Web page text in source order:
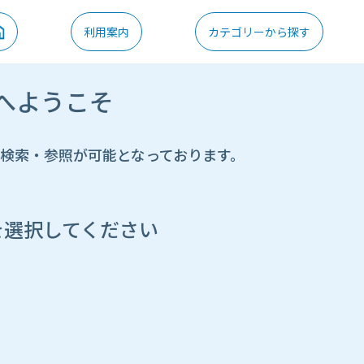
利用案内 カテゴリーから探す
ようこそ
・参照が可能となっております。
択してください